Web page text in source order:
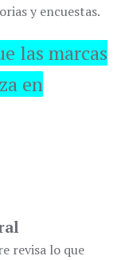
y encuestas.
las marcas
en
revisa lo que